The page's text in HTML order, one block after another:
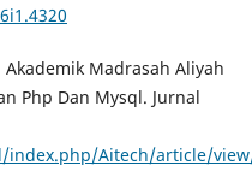
Madrasah Aliyah
Php Dan Mysql. Jurnal
index.php/Aitech/article/